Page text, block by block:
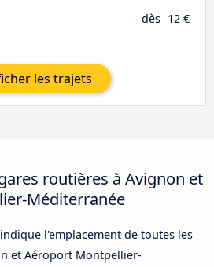
dès 12 €
les trajets
routières à Avignon et
Méditerranée
l'emplacement de toutes les
et Aéroport Montpellier-